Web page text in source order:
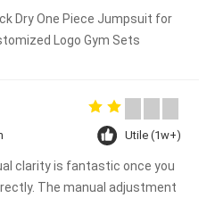
Dry One Piece Jumpsuit for
Logo Gym Sets
Utile (1w+)
clarity is fantastic once you
The manual adjustment